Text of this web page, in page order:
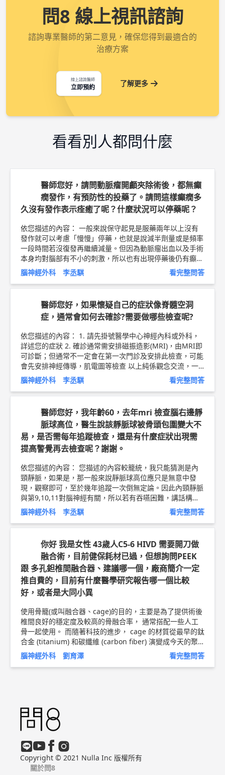
問8 線上視訊諮詢
諮詢專業醫師的第二意見，確保您得到最適合的
治療方案
線上諮詢醫師
立即預約 了解更多
看看別人都問什麼
醫師您好，請問動脈瘤開顱夾除術後，都無癲
癇發作，有預防性的投藥了。請問這樣癲癇多
久沒有發作表示痊癒了呢？什麼狀況可以停藥呢？
依您描述的內容： 一般來說保守起見是服藥兩年以上沒有
發作就可以考慮「慢慢」停藥，也就是說減半劑量或是頻率
一段時間若沒復發再繼續減量。但因為動脈瘤出血以及手術
本身均對腦部有不小的刺激，所以也有出現停藥後仍有癲癇
復發的機會，所以有些醫師會再建議吃久一點。可跟您的主
治醫師討論，每位病人的病況及每位醫師的經驗均有不同及
討論的空間。 以上純係觀念交流，一切以醫師實際看診為
http://bit.ly/2Ln4b9F
腦神經外科 李丞騏 看完整問答
醫師您好，如果懷疑自己的症狀像脊髓空洞
症，通常會如何去確診?需要做哪些檢查呢?
依您描述的內容： 1. 請先掛號醫學中心神經內科或外科，
詳述您的症狀 2. 確診通常需安排磁振造影(MRI)，由MRI即
可診斷；但通常不一定會在第一次門診及安排此檢查，可能
會先安排神經傳導，肌電圖等檢查 以上純係觀念交流，一
切以醫師實際看診為準。 林口長庚紀念醫院 神經外科 助理
教授 李丞騏 醫師簡介 ►
腦神經外科 李丞騏 看完整問答
醫師您好，我年齡60，去年mri 檢查腦右邊靜
脈球高位，醫生說該靜脈球被骨頭包圍變大不
易，是否需每年追蹤檢查，還是有什麼症狀出現需
提高警覺再去檢查呢？謝謝。
依您描述的內容： 您描述的內容較籠統，我只能猜測是內
頸靜脈，如果是，那一般來說靜脈球高位應只是無意中發
現，觀察即可，至於幾年追蹤一次倒無定論。因此內頸靜脈
與第9,10,11對腦神經有關，所以若有吞嚥困難，講話構音
不清，肩膀無力等症狀就需就醫。 ＃請注意，以上只是猜
測＃ 以上純係觀念交流，一切以醫師實際看診為準。 林口
長庚紀念醫院 神經外科 助理教授 李丞騏 醫師簡介 ►htt
p://bit.ly/2Ln4b9F 切除顱底腫瘤衛教文章 ►http://bit.ly/2
ojF1e0
腦神經外科 李丞騏 看完整問答
你好 我是女性 43歲人C5-6 HIVD 需要開刀做
融合術，目前健保耗材已過，但想詢問PEEK
跟 多孔鉭椎間融合器、建議哪一個，廠商簡介一定
推自費的，目前有什麼醫學研究報告哪一個比較
好，或者是大同小異
使用骨籠(或叫融合器、cage)的目的，主要是為了提供術後
椎間良好的穩定度及較高的骨融合率， 通常搭配一些人工
骨一起使用。 而隨著科技的進步， cage 的材質從最早的鈦
合金 (titanium) 和碳纖維 (carbon fiber) 演變成今天的聚
醚醚酮 (PEEK)、多孔鉭(porous tantalum)-後兩者為現在最
常見的cage材質。多孔鉭的好處-照廠商所給的仿單-有較高
但一分錢一分貨，個人建議，如果口袋夠深，經濟上許可，
自費材質一定有較好的品質保證；當然啦，適不適合使用，
還是得當面和醫師討論過啦～ 以上純係觀念交流，一切以
醫師實際看診為準。 林口長庚紀念醫院 急重症神經外科 主
治醫師 劉育澤 醫師簡介 ►
http://bit.ly/2MiiMUn
腦神經外科 劉育澤 看完整問答
Copyright © 2021 Nulla Inc 版權所有
關於問8